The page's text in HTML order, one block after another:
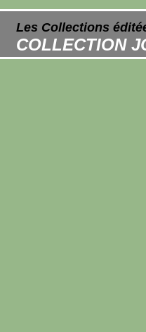
Les Collections
COLLECTION